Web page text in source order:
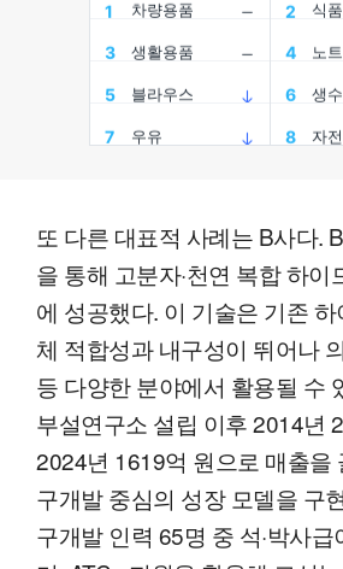
또 다른 대표적 사례는 B사다.
을 통해 고분자·천연 복합 하
에 성공했다. 이 기술은 기존
체 적합성과 내구성이 뛰어나
등 다양한 분야에서 활용될 수
부설연구소 설립 이후 2014년
2024년 1619억 원으로 매출을
구개발 중심의 성장 모델을 구
구개발 인력 65명 중 석·박사